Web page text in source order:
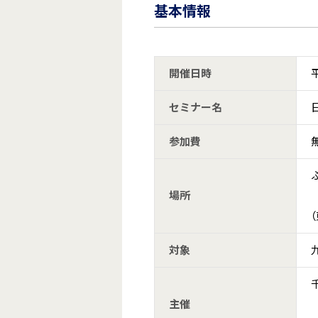
基本情報
開催日時
セミナー名
参加費
場所
対象
主催